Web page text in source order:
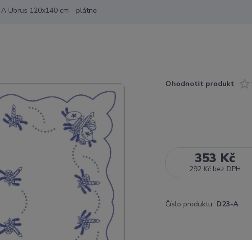
Ubrus 120x140 cm - plátno
Ohodnotit produkt
353 Kč
292 Kč bez DPH
Číslo produktu: D23-A